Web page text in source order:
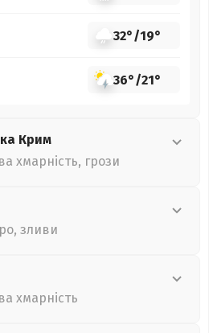
32°/19°
36°/21°
Крим
хмарність, грози
зливи
хмарність